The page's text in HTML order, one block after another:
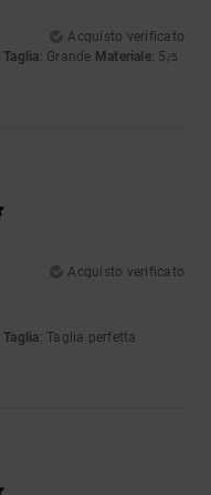
Acquisto verificato
Taglia: Grande Materiale: 5 /5
Acquisto verificato
Taglia: Taglia perfetta